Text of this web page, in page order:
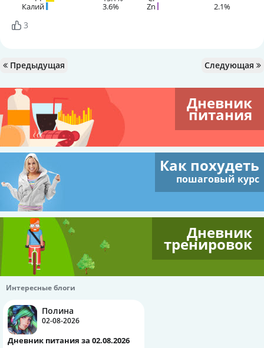
Калий 3.6% Zn 2.1%
3
Предыдущая Следующая
Дневник
питания
Как похудеть
пошаговый курс
Дневник
тренировок
Интересные блоги
Полина
02-08-2026
Дневник питания за 02.08.2026